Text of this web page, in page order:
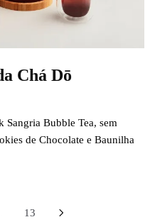
Chá Dō
Sangria Bubble Tea, sem
de Chocolate e Baunilha
13